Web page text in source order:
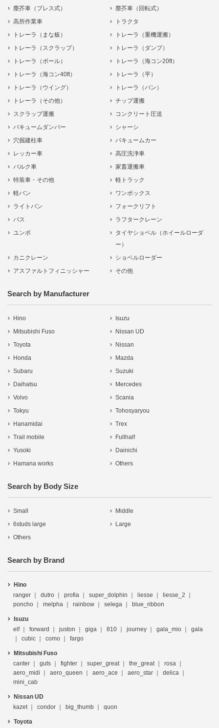
塵芥車（プレス式）
塵芥車（回転式）
高所作業車
トラクタ
トレーラ（まな板）
トレーラ（重機運搬）
トレーラ（スクラップ）
トレーラ（ダンプ）
トレーラ（ポール）
トレーラ（海コン20ft）
トレーラ（海コン40ft）
トレーラ（平）
トレーラ（ウイング）
トレーラ（バン）
トレーラ（その他）
チップ運搬
スクラップ運搬
コンクリート圧送
バキュームダンパー
シャーシ
穴掘建柱車
バキュームカー
レッカー車
高圧洗浄車
バルク車
家畜運搬車
特装車・その他
軽トラック
軽バン
ワンボックス
ライトバン
フォークリフト
バス
ラフタークレーン
ユンボ
タイヤショベル（ホイールローダ
ー）
カニクレーン
ショベルローダー
アスファルトフィニッシャー
その他
Search by Manufacturer
Hino
Isuzu
Mitsubishi Fuso
Nissan UD
Toyota
Nissan
Honda
Mazda
Subaru
Suzuki
Daihatsu
Mercedes
Volvo
Scania
Tokyu
Tohosyaryou
Hanamidai
Trex
Trail mobile
Fullhalf
Yusoki
Dainichi
Hamana works
Others
Search by Body Size
Small
Middle
6studs large
Large
Others
Search by Brand
Hino
ranger
dutro profia super_dolphin liesse
liesse_2
poncho
melpha rainbow selega blue_ribbon
Isuzu
elf
forward juston giga 810 journey gala_mio
gala
cubic
como fargo
Mitsubishi Fuso
canter
guts fighter super_great the_great
rosa
aero_midi
aero_queen aero_ace aero_star
delica
mini_cab
Nissan UD
kazet
condor big_thumb quon
Toyota